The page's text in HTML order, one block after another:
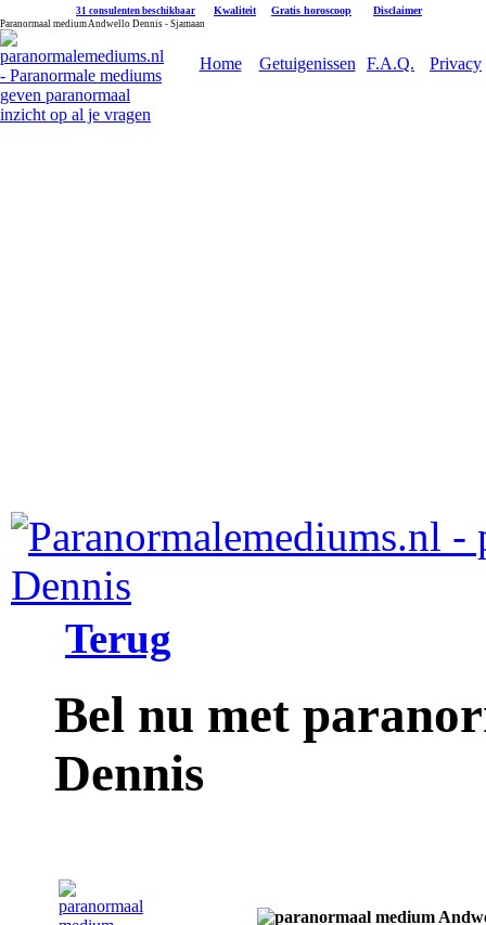
31 consulenten beschikbaar Kwaliteit Gratis horoscoop Disclaimer
Paranormaal medium Andwello Dennis - Sjamaan
Home Getuigenissen F.A.Q. Privacy
Terug
Bel nu met
Dennis